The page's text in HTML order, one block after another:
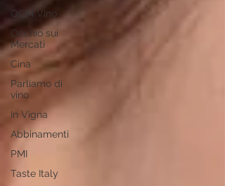
OCM Vino
Occhio sui
Mercati
Cina
Parliamo di
vino
In Vigna
Abbinamenti
PMI
Taste Italy